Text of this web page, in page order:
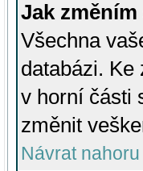
Jak
Všechna
databázi.
v horní části
změnit
Návrat nahoru